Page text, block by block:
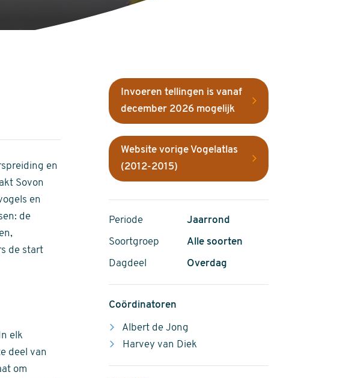
en
Sovon
en
de
de start
elk
deel van
om
Invoeren tellingen is vanaf
december 2026 mogelijk
Website vorige Vogelatlas
(2012-2015)
Periode Jaarrond
Soortgroep Alle soorten
Dagdeel Overdag
Coördinatoren
Albert de Jong
Harvey van Diek